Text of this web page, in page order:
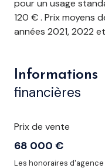
pour un usage
120 € . Prix moyens
années 2021, 2022
Informations
financières
Prix de vente
68 000 €
Les honoraires